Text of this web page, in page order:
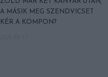
ZÖLD MÁR KÉT KANYAR UTÁN,
A MÁSIK MEG SZENDVICSET
KÉR A KOMPON?